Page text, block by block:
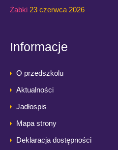
Żabki 23 czerwca 2026
Informacje
O przedszkolu
Aktualności
Jadłospis
Mapa strony
Deklaracja dostępności